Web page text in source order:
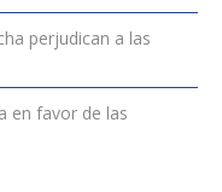
perjudican a las
en favor de las